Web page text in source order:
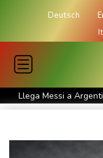
Deutsch
Llega Messi a
muerte